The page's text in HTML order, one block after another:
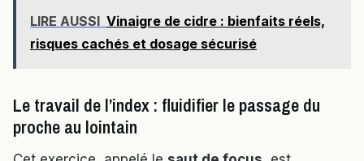
LIRE AUSSI Vinaigre de cidre : bienfaits réels,
risques cachés et dosage sécurisé
Le travail de l’index : fluidifier le passage du
proche au lointain